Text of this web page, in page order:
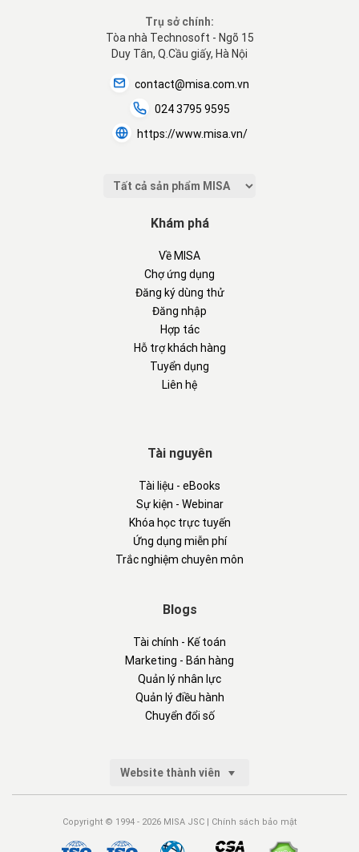
Trụ sở chính:
Tòa nhà Technosoft - Ngõ 15
Duy Tân, Q.Cầu giấy, Hà Nội
contact@misa.com.vn
024 3795 9595
https://www.misa.vn/
Khám phá
Về MISA
Chợ ứng dụng
Đăng ký dùng thử
Đăng nhập
Hợp tác
Hỗ trợ khách hàng
Tuyển dụng
Liên hệ
Tài nguyên
Tài liệu - eBooks
Sự kiện - Webinar
Khóa học trực tuyến
Ứng dụng miễn phí
Trắc nghiệm chuyên môn
Blogs
Tài chính - Kế toán
Marketing - Bán hàng
Quản lý nhân lực
Quản lý điều hành
Chuyển đổi số
Website thành viên
Copyright © 1994 - 2026 MISA JSC | Chính sách bảo mật